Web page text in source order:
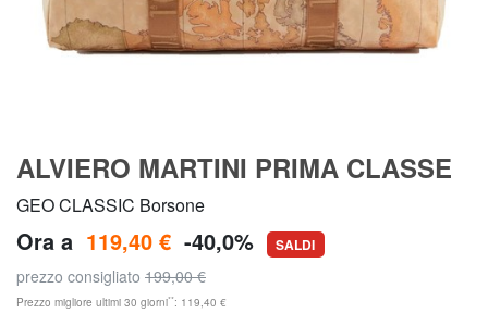
ALVIERO MARTINI PRIMA CLASSE
GEO CLASSIC Borsone
Ora a 119,40 € -40,0% SALDI
prezzo consigliato 199,00 €
Prezzo migliore ultimi 30 giorni**: 119,40 €